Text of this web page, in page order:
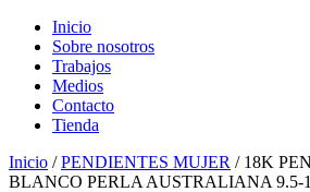
Inicio
Sobre nosotros
Trabajos
Medios
Contacto
Tienda
Inicio /PENDIENTES MUJER / 18K
BLANCO PERLA AUSTRALIANA 9.5-